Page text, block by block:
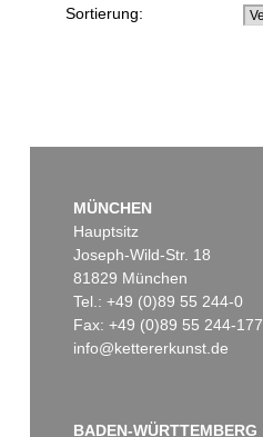
Sortierung:
MÜNCHEN
Hauptsitz
Joseph-Wild-Str. 18
81829 München
Tel.: +49 (0)89 55 244-0
Fax: +49 (0)89 55 244-177
info@kettererkunst.de
BADEN-WÜRTTEMBERG